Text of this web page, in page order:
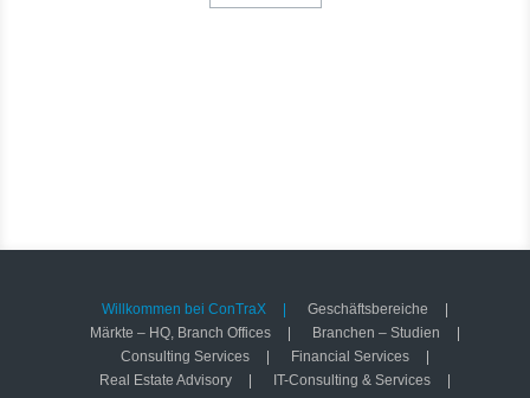
Willkommen bei ConTraX
Geschäftsbereiche
Märkte – HQ, Branch Offices
Branchen – Studien
Consulting Services
Financial Services
Real Estate Advisory
IT-Consulting & Services